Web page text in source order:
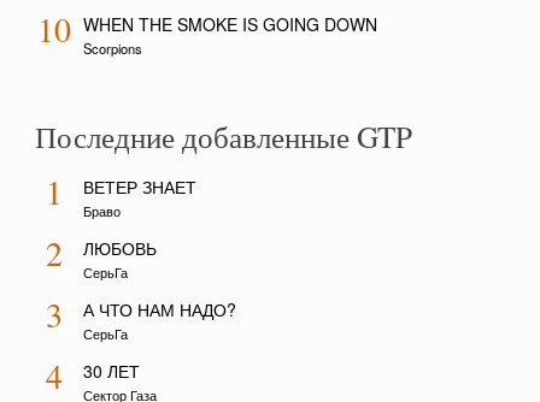
10 WHEN THE SMOKE IS GOING DOWN
Scorpions
Последние добавленные GTP
1 ВЕТЕР ЗНАЕТ
Браво
2 ЛЮБОВЬ
СерьГа
3 А ЧТО НАМ НАДО?
СерьГа
4 30 ЛЕТ
Сектор Газа